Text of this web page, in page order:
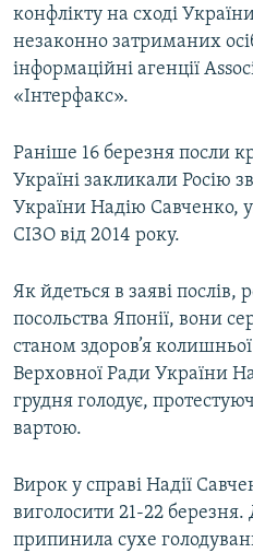
конфлікту на сході
незаконно затриманих
інформаційні агенції
«Інтерфакс».
Раніше 16 березня посли
Україні закликали Росію
України Надію Савченко,
СІЗО від 2014 року.
Як йдеться в заяві послів,
посольства Японії, вони
станом здоров’я
Верховної Ради України
грудня голодує,
вартою.
Вирок у справі Надії
виголосити 21-22 березня.
припинила сухе